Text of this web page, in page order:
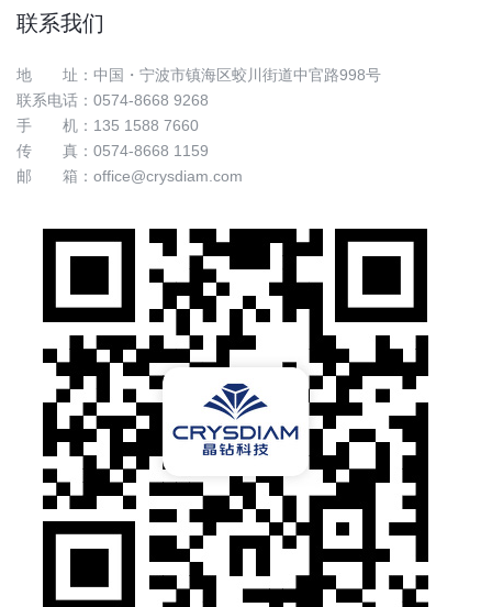
联系我们
地 址：中国・宁波市镇海区蛟川街道中官路998号
联系电话：0574-8668 9268
手 机： 135 1588 7660
传 真：0574-8668 1159
邮 箱： office@crysdiam.com